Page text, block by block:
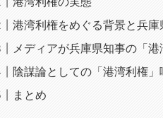
港湾利権をめぐる背景と兵
メディアが兵庫県知事の「
陰謀論としての「港湾利権」
まとめ